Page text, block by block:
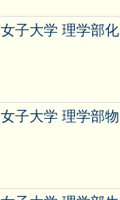
子大学 理学部化
子大学 理学部物